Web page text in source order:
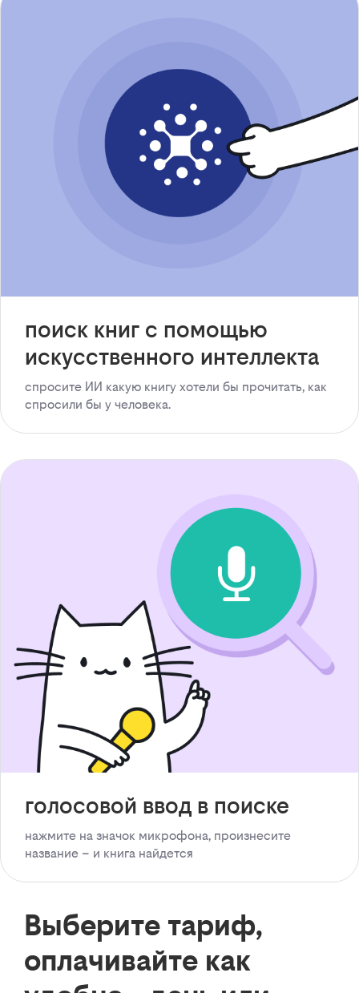
поиск книг с помощью
искусственного интеллекта
спросите ИИ какую книгу хотели бы прочитать, как
спросили бы у человека.
голосовой ввод в поиске
нажмите на значок микрофона, произнесите
название – и книга найдется
Выберите тариф,
оплачивайте как